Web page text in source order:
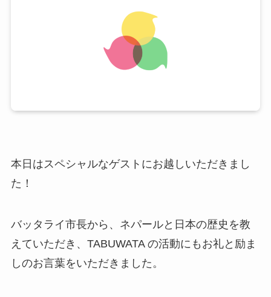
本日はスペシャルなゲストにお越しいただきまし
た！
バッタライ市長から、ネパールと日本の歴史を教
えていただき、TABUWATA の活動にもお礼と励ま
しのお言葉をいただきました。